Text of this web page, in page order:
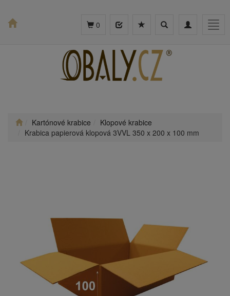
Toggle
Toggle
0
Kartónové krabice
Klopové krabice
Krabica papierová klopová 3VVL 350 x 200 x 100 mm